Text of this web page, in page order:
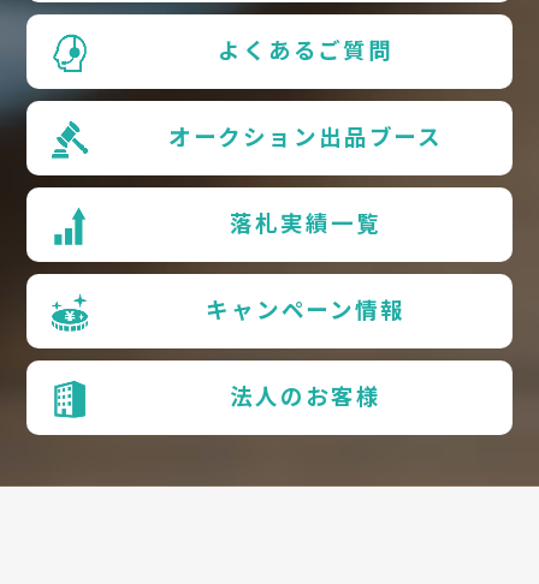
よくあるご質問
オークション出品ブース
落札実績一覧
キャンペーン情報
法人のお客様